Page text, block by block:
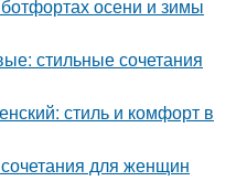
осени и зимы
стильные сочетания
стиль и комфорт в
для женщин